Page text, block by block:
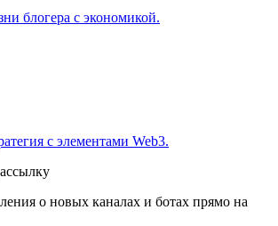
блогера с экономикой.
с элементами Web3.
о новых каналах и ботаx прямо на